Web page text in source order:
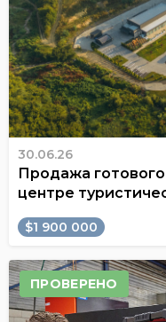
30.06.26
Продажа
центре
$1 900 000
ПРОВЕРЕНО